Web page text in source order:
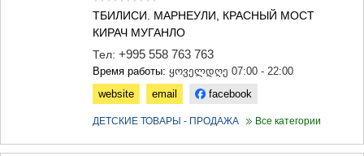
ТБИЛИСИ. МАРНЕУЛИ, КРАСНЫЙ МОСТ
КИРАЧ МУГАНЛО
Тел: +995 558 763 763
Время работы: ყოველდღე 07:00 - 22:00
website
email facebook
ДЕТСКИЕ ТОВАРЫ - ПРОДАЖА Все категории